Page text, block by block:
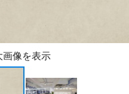
画像を表示